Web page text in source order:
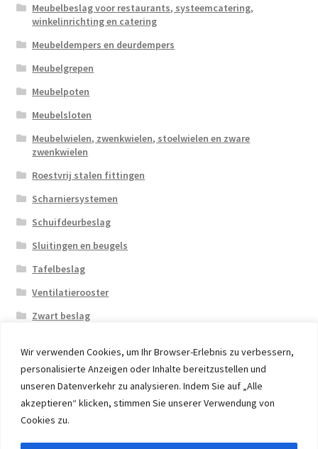
Wir verwenden Cookies, um Ihr Browser-Erlebnis zu verbessern,
personalisierte Anzeigen oder Inhalte bereitzustellen und
unseren Datenverkehr zu analysieren. Indem Sie auf „Alle
akzeptieren“ klicken, stimmen Sie unserer Verwendung von
Cookies zu.
Meubelbeslag voor restaurants, systeemcatering,
winkelinrichting en catering
Meubeldempers en deurdempers
Meubelgrepen
Meubelpoten
Meubelsloten
Meubelwielen, zwenkwielen, stoelwielen en zware
zwenkwielen
Roestvrij stalen fittingen
Scharniersystemen
Schuifdeurbeslag
Sluitingen en beugels
Tafelbeslag
Ventilatierooster
Zwart beslag
© 2026 Eruon Trade UG, Germany, member of the ERUON